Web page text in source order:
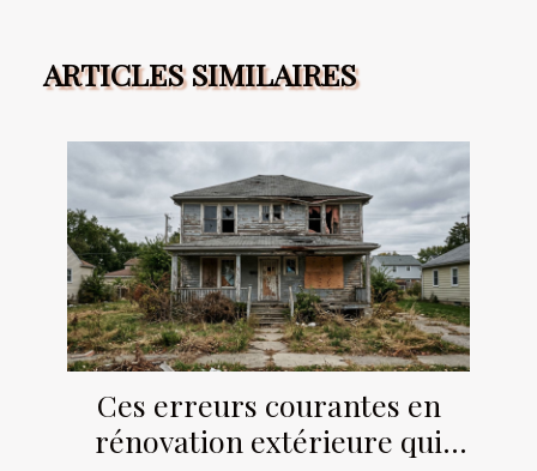
ARTICLES SIMILAIRES
Ces erreurs courantes en
rénovation extérieure qui